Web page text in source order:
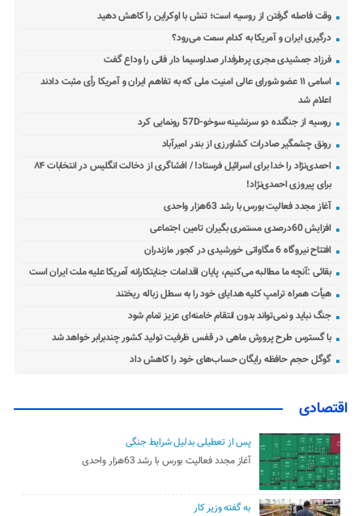
وقت فاصله گرفتن از روسیه است؛ تنش با اوکراین را کاهش دهید
درگیری ایران و آمریکا به کدام سمت می‌رود؟
فرزاد جمشیدی مجری پرطرفدار صداوسیما دار فانی را وداع گفت
اسامی ۱۱ عضو شورای عالی امنیت ملی که به تفاهم ایران و آمریکا رأی مثبت دادند
اعلام شد
روسیه از جنگنده دو سرنشینه سوخو-57D رونمایی کرد
رونق چشمگیر صادرات کشاورزی از بندر امیرآباد
احمدی‌نژاد را خدا برای اسرائیل فرستاد! / افشاگری از دخالت انگلیس در انتخابات ۸۴
برای پیروزی احمدی‌نژاد!
آغاز مجدد فعالیت بورس با رشد 63هزار واحدی
افزایش 60درصدی مستمری بگیران تامین اجتماعی
افتتاح نیروگاه 6 مگاواتی خورشیدی در کجور مازندران
بقائی :آنچه ما مطالبه می‌کنیم، پایان اقدامات جنایتکارانه آمریکا علیه ملت ایران است
هیأت همراه ترامپ کلیه هدایای خود را به سطل زباله ریختند
جنگ نباید و نمی‌تواند بدون انتقام خامنه‌ای عزیز تمام شود
با گسترس طرح پرورش ماهی در قفس ظرفیت تولید کشور چندبرابر خواهد شد
گوگل حجم حافظه رایگان حساب‌های خود را کاهش داد
اقتصادی
پس از تعطیلی بدلیل شرایط جنگی
آغاز مجدد فعالیت بورس با رشد 63هزار واحدی
به گفته وزیر کار